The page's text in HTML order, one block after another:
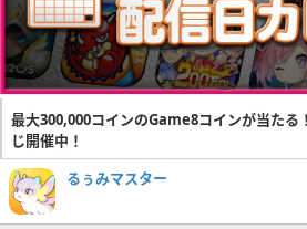
最大300,000コインのGame8コインが当たる
じ開催中！
るぅみマスター